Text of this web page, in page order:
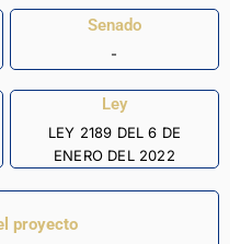
Senado
-
Ley
LEY 2189 DEL 6 DE
ENERO DEL 2022
proyecto